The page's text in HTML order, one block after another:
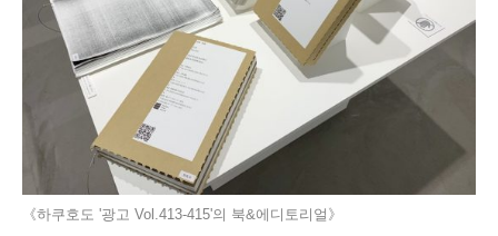
《하쿠호도 '광고 Vol.413-415'의 북&에디토리얼》